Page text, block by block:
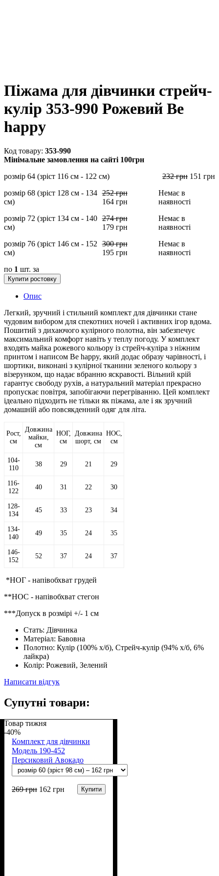
Піжама для дівчинки стрейч-
кулір 353-990 Рожевий Be
happy
353-990
Мінімальне замовлення на сайті 100грн
розмір 64 (зріст 116 см - 122 см)
232грн 151 грн
розмір 68 (зріст 128 см - 134
см)
252грн
164грн
Немає в
наявності
розмір 72 (зріст 134 см - 140
см)
274грн
179грн
Немає в
наявності
розмір 76 (зріст 146 см - 152
см)
300грн
195грн
Немає в
наявності
по 1 шт. за
Купити ростовку
Опис
Легкий, зручний і стильний комплект для дівчинки стане
чудовим вибором для спекотних ночей і активних ігор вдома.
Пошитий з дихаючого кулірного полотна, він забезпечує
максимальний комфорт навіть у теплу погоду. У комплект
входять майка рожевого кольору із стрейч-куліра з ніжним
принтом і написом Be happy, який додає образу чарівності, і
шортики, виконані з кулірної тканини зеленого кольору з
візерунком, що надає вбранню яскравості. Вільний крій
гарантує свободу рухів, а натуральний матеріал прекрасно
пропускає повітря, запобігаючи перегріванню. Цей комплект
ідеально підходить не тільки як піжама, але і як зручний
домашній або повсякденний одяг для літа.
Рост,
см
Довжина
майки,
см
НОГ,
см
Довжина
шорт, см
НОС,
см
104-
110
38 29 21 29
116-
122
40 31 22 30
128-
134
45 33 23 34
134-
140
49 35 24 35
146-
152
52 37 24 37
*НОГ - напівобхват грудей
**НОС - напівобхват стегон
***Допуск в розмірі +/- 1 см
Стать: Дівчинка
Матеріал: Бавовна
Полотно: Кулір (100% х/б), Стрейч-кулір (94% х/б, 6%
лайкра)
Колір: Рожевий, Зелений
Написати відгук
Супутні товари:
Товар тижня
-40%
Комплект для дівчинки
Модель 190-452
Персиковий Авокадо
269грн 162 грн Купити